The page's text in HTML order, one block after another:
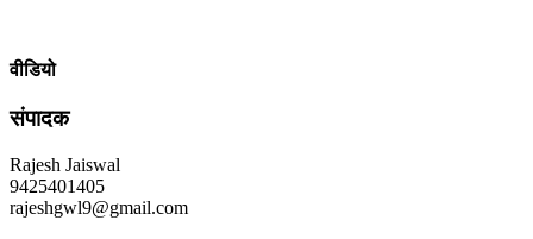
वीडियो
संपादक
Rajesh Jaiswal
9425401405
rajeshgwl9@gmail.com